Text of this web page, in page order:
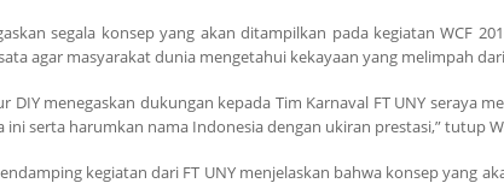
segala konsep yang akan ditampilkan pada kegiatan WCF
agar masyarakat dunia mengetahui kekayaan yang melimpah
DIY menegaskan dukungan kepada Tim Karnaval FT UNY seraya
ini serta harumkan nama Indonesia dengan ukiran prestasi,” tutup
kegiatan dari FT UNY menjelaskan bahwa konsep yang